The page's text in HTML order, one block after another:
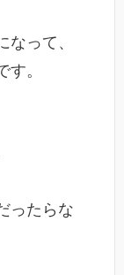
って、
。
ったらな